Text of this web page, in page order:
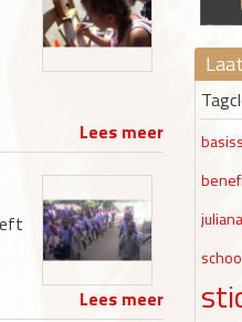
Lees meer
Lees meer